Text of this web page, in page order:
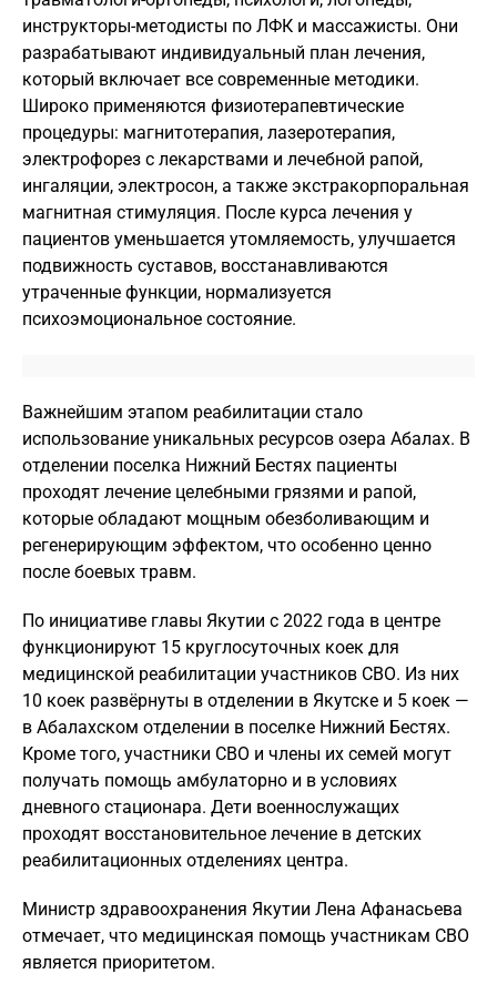
инструкторы-методисты по ЛФК и массажисты. Они
разрабатывают индивидуальный план лечения,
который включает все современные методики.
Широко применяются физиотерапевтические
процедуры: магнитотерапия, лазеротерапия,
электрофорез с лекарствами и лечебной рапой,
ингаляции, электросон, а также экстракорпоральная
магнитная стимуляция. После курса лечения у
пациентов уменьшается утомляемость, улучшается
подвижность суставов, восстанавливаются
утраченные функции, нормализуется
психоэмоциональное состояние.
Важнейшим этапом реабилитации стало
использование уникальных ресурсов озера Абалах. В
отделении поселка Нижний Бестях пациенты
проходят лечение целебными грязями и рапой,
которые обладают мощным обезболивающим и
регенерирующим эффектом, что особенно ценно
после боевых травм.
По инициативе главы Якутии с 2022 года в центре
функционируют 15 круглосуточных коек для
медицинской реабилитации участников СВО. Из них
10 коек развёрнуты в отделении в Якутске и 5 коек —
в Абалахском отделении в поселке Нижний Бестях.
Кроме того, участники СВО и члены их семей могут
получать помощь амбулаторно и в условиях
дневного стационара. Дети военнослужащих
проходят восстановительное лечение в детских
реабилитационных отделениях центра.
Министр здравоохранения Якутии Лена Афанасьева
отмечает, что медицинская помощь участникам СВО
является приоритетом.